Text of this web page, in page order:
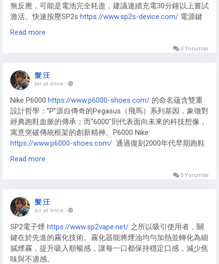
無反應，可能是電池完全耗盡，建議連續充電30分鐘以上嘗試
激活。快速按壓SP2s https://www.sp2s-device.com/ 電源鍵
五次可強制重啟設備，這能解決多數暫時性的系統故障。如果
連接問題處理：SP2s煙桿的接觸不良排除
SP2s煙桿https://www.sp2s-device.com/
彈接觸不良。首先取出煙彈，用棉花棒輕輕清潔磁吸接口上的
殘留物。檢查煙彈底部的金屬接點是否有氧化現象，可用橡皮
擦輕輕擦拭。重新安裝時確保垂直壓入，聽到”咔”聲表示安裝
到位。如果問題持續，嘗試更換其他煙彈測試，確認是否為單
個煙彈的問題。定期清潔接口是預防接觸不良的最佳方法，建
議每周至少清潔一次。
Read more
0 Yorumlar
髮 汪
bir yıl önce -
​​Nike P6000​​ https://www.p6000-shoes.com/ 的命名蘊含雙重
設計哲學：”P”源自傳奇的Pegasus（飛馬）系列基因，象徵對
經典跑鞋血脈的傳承；而”6000″則代表面向未來的科技想像，
寓意突破傳統框架的創新精神。​​P6000 Nike
https://www.p6000-shoes.com/ ​​ 通過復刻2000年代早期跑鞋
的流線輪廓與材質拼接，將懷舊美學與未來感完美融合，形成
https://www.p6000-shoes.com/
的經典元素，​​Nike P-6000 Mens
shoes.com/
國際版注重全球化設計語言，​​Nike P6000 Man
https://www.p6000-shoes.com/​​ 歐版注入現代簡約美學，均
在”經典復刻”與”未來想像”的平衡中探索新可能。
Read more
0 Yorumlar
髮 汪
bir yıl önce -
SP2電子煙 https://www.sp2vape.net/ 之所以吸引使用者，關
鍵在於先進的霧化技術。霧化器能將煙油均勻加熱並轉化為細
膩煙霧，提升吸入順暢感，讓每一口都保持穩定口感，減少焦
味與不適感。